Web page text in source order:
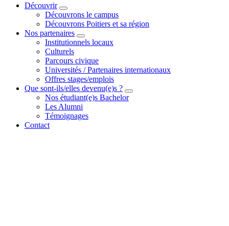
Découvrir
Découvrons le campus
Découvrons Poitiers et sa région
Nos partenaires
Institutionnels locaux
Culturels
Parcours civique
Universités / Partenaires internationaux
Offres stages/emplois
Que sont-ils/elles devenu(e)s ?
Nos étudiant(e)s Bachelor
Les Alumni
Témoignages
Contact